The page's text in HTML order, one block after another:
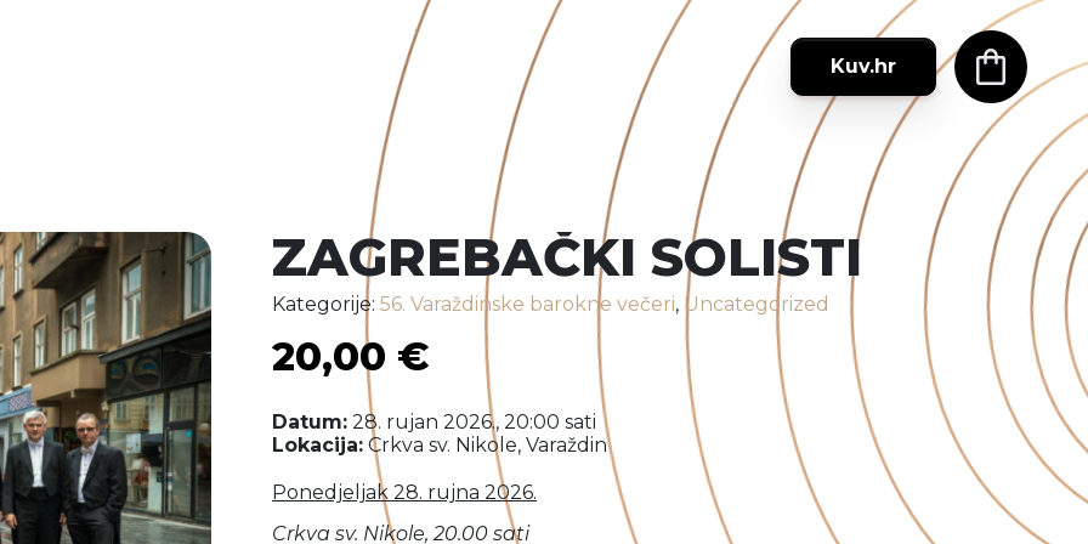
Kuv.hr
ZAGREBAČKI SOLISTI
Kategorije: 56. Varaždinske barokne večeri, Uncategorized
20,00 €
Datum: 28. rujan 2026., 20:00 sati
Lokacija: Crkva sv. Nikole, Varaždin
Ponedjeljak 28. rujna 2026.
Crkva sv. Nikole, 20.00 sati